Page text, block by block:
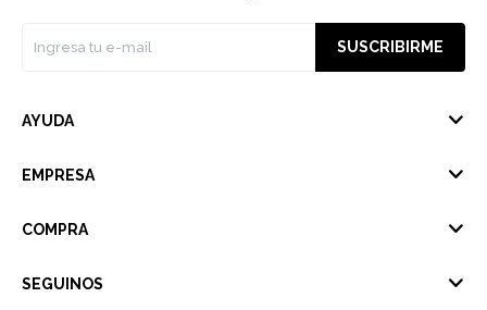
SUSCRIBIRME
AYUDA
EMPRESA
COMPRA
SEGUINOS